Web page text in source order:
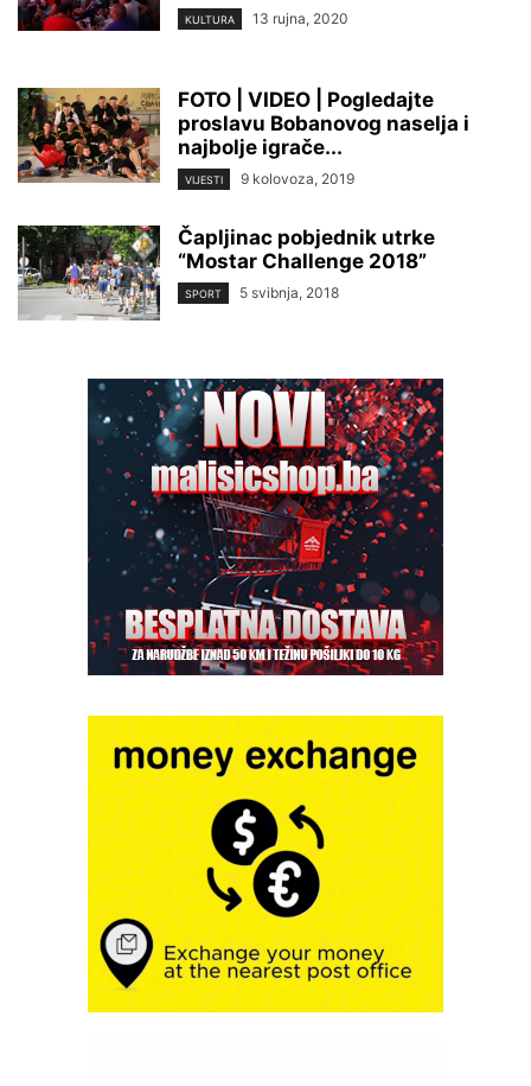
KULTURA 13 rujna, 2020
FOTO | VIDEO | Pogledajte
proslavu Bobanovog naselja i
najbolje igrače...
VIJESTI 9 kolovoza, 2019
Čapljinac pobjednik utrke
“Mostar Challenge 2018”
SPORT 5 svibnja, 2018